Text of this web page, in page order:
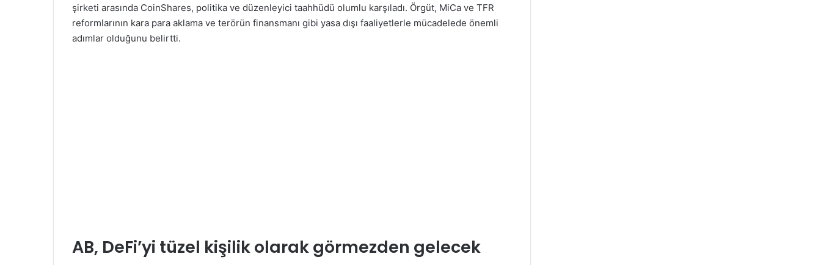
şirketi arasında CoinShares, politika ve düzenleyici taahhüdü olumlu karşıladı. Örgüt, MiCa ve TFR
reformlarının kara para aklama ve terörün finansmanı gibi yasa dışı faaliyetlerle mücadelede önemli
adımlar olduğunu belirtti.
AB, DeFi’yi tüzel kişilik olarak görmezden gelecek